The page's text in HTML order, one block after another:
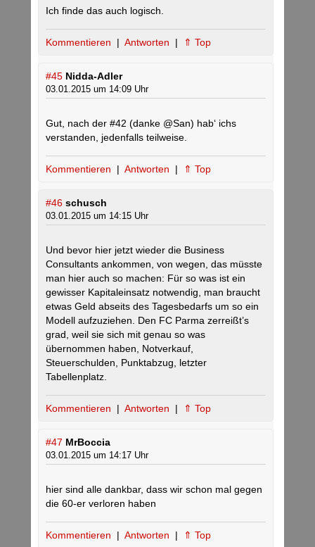
Ich finde das auch logisch.
Kommentieren | Antworten | ⇑ Top
#45 Nidda-Adler
03.01.2015 um 14:09 Uhr
Gut, nach der #42 (danke @San) hab‘ ichs
verstanden, jedenfalls teilweise.
Kommentieren | Antworten | ⇑ Top
#46 schusch
03.01.2015 um 14:15 Uhr
Und bevor hier jetzt wieder die Business
Consultants ankommen, von wegen, das müsste
man hier auch so machen: Für so was ist ein
gewisser Kapitaleinsatz notwendig, man braucht
etwas Geld abseits des Tagesbedarfs um so ein
Modell aufzuziehen. Den FC Parma zerreißt’s
grad, weil sie sich mit genau so was
übernommen haben, Notverkauf,
Steuerschulden, Punktabzug, letzter
Tabellenplatz.
Kommentieren | Antworten | ⇑ Top
#47 MrBoccia
03.01.2015 um 14:17 Uhr
hier sind alle dankbar, dass wir schon mal gegen
die 60-er verloren haben
Kommentieren | Antworten | ⇑ Top